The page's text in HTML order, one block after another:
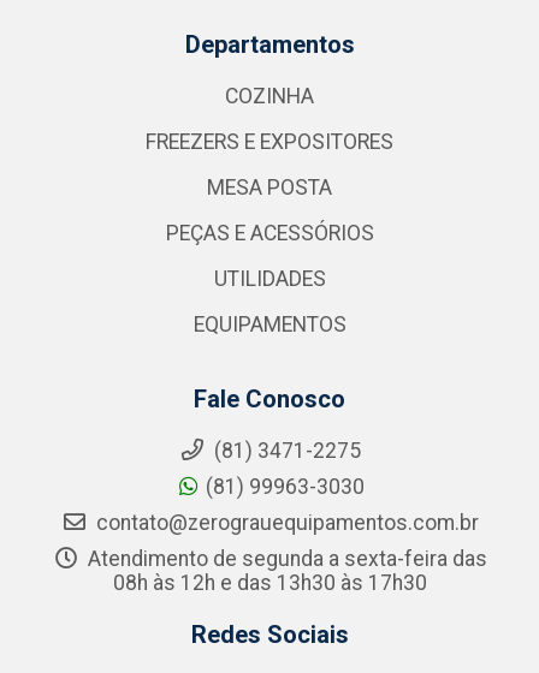
Departamentos
COZINHA
FREEZERS E EXPOSITORES
MESA POSTA
PEÇAS E ACESSÓRIOS
UTILIDADES
EQUIPAMENTOS
Fale Conosco
(81) 3471-2275
(81) 99963-3030
contato@zerograuequipamentos.com.br
Atendimento de segunda a sexta-feira das
08h às 12h e das 13h30 às 17h30
Redes Sociais